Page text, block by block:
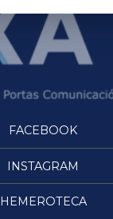
FACEBOOK
INSTAGRAM
HEMEROTECA